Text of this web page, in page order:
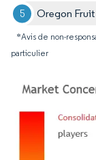
Oregon
*Avis de non-
particulier